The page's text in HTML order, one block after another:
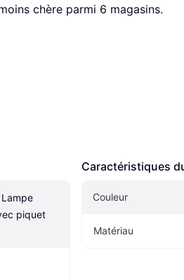
chère parmi 6 magasins.
piquet
Caractéristiques
Couleur
Matériau